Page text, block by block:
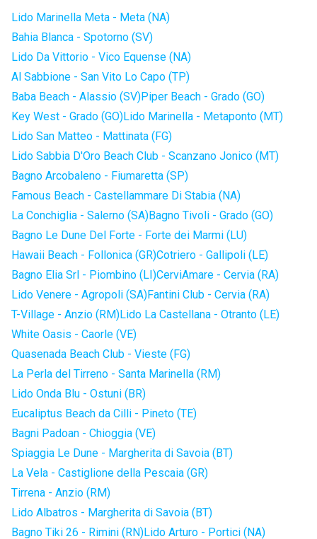
Lido Marinella Meta - Meta (NA)
Bahia Blanca - Spotorno (SV)
Lido Da Vittorio - Vico Equense (NA)
Al Sabbione - San Vito Lo Capo (TP)
Baba Beach - Alassio (SV)Piper Beach - Grado (GO)
Key West - Grado (GO)Lido Marinella - Metaponto (MT)
Lido San Matteo - Mattinata (FG)
Lido Sabbia D'Oro Beach Club - Scanzano Jonico (MT)
Bagno Arcobaleno - Fiumaretta (SP)
Famous Beach - Castellammare Di Stabia (NA)
La Conchiglia - Salerno (SA)Bagno Tivoli - Grado (GO)
Bagno Le Dune Del Forte - Forte dei Marmi (LU)
Hawaii Beach - Follonica (GR)Cotriero - Gallipoli (LE)
Bagno Elia Srl - Piombino (LI)CerviAmare - Cervia (RA)
Lido Venere - Agropoli (SA)Fantini Club - Cervia (RA)
T-Village - Anzio (RM)Lido La Castellana - Otranto (LE)
White Oasis - Caorle (VE)
Quasenada Beach Club - Vieste (FG)
La Perla del Tirreno - Santa Marinella (RM)
Lido Onda Blu - Ostuni (BR)
Eucaliptus Beach da Cilli - Pineto (TE)
Bagni Padoan - Chioggia (VE)
Spiaggia Le Dune - Margherita di Savoia (BT)
La Vela - Castiglione della Pescaia (GR)
Tirrena - Anzio (RM)
Lido Albatros - Margherita di Savoia (BT)
Bagno Tiki 26 - Rimini (RN)Lido Arturo - Portici (NA)